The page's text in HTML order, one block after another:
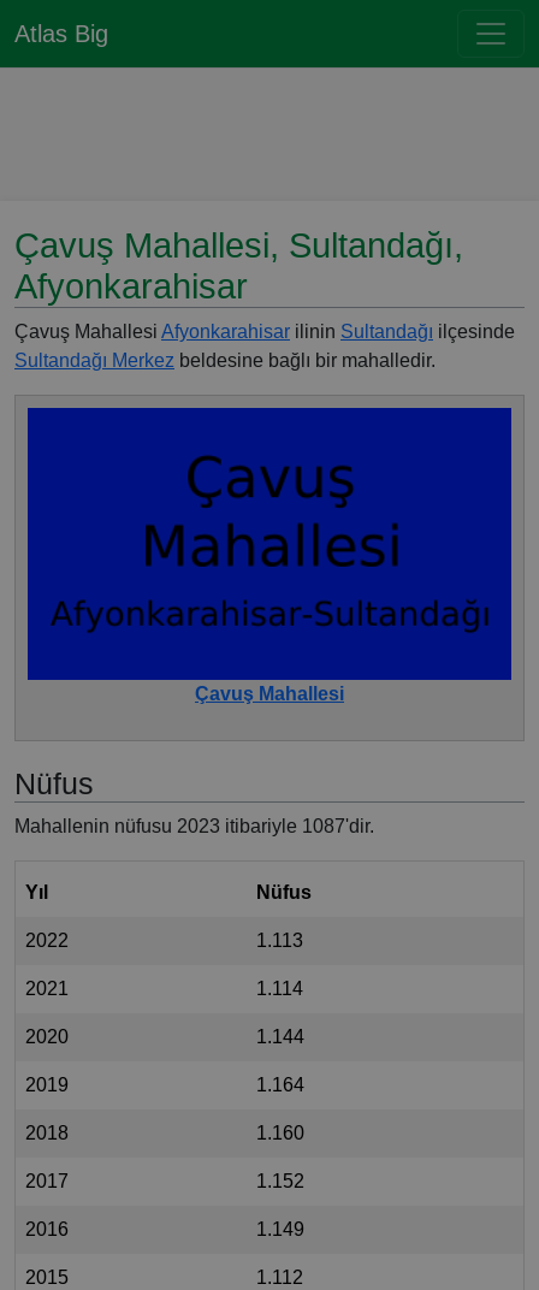
Atlas Big
Çavuş Mahallesi, Sultandağı,
Afyonkarahisar
Çavuş Mahallesi Afyonkarahisar ilinin Sultandağı ilçesinde
Sultandağı Merkez beldesine bağlı bir mahalledir.
Çavuş Mahallesi
Nüfus
Mahallenin nüfusu 2023 itibariyle 1087'dir.
Yıl Nüfus
2022 1.113
2021 1.114
2020 1.144
2019 1.164
2018 1.160
2017 1.152
2016 1.149
2015 1.112